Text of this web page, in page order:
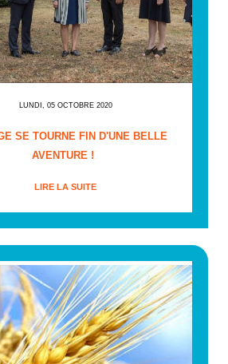
LUNDI, 05 OCTOBRE 2020
SE TOURNE FIN D'UNE BELLE
AVENTURE !
LIRE LA SUITE